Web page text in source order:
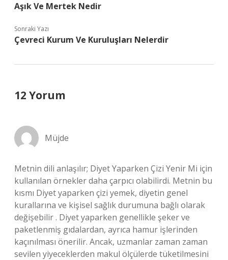
Aşık Ve Mertek Nedir
Sonraki Yazı
Çevreci Kurum Ve Kuruluşları Nelerdir
12 Yorum
Müjde
Metnin dili anlaşılır; Diyet Yaparken Çizi Yenir Mi için
kullanılan örnekler daha çarpıcı olabilirdi. Metnin bu
kısmı Diyet yaparken çizi yemek, diyetin genel
kurallarına ve kişisel sağlık durumuna bağlı olarak
değişebilir . Diyet yaparken genellikle şeker ve
paketlenmiş gıdalardan, ayrıca hamur işlerinden
kaçınılması önerilir. Ancak, uzmanlar zaman zaman
sevilen yiyeceklerden makul ölçülerde tüketilmesini